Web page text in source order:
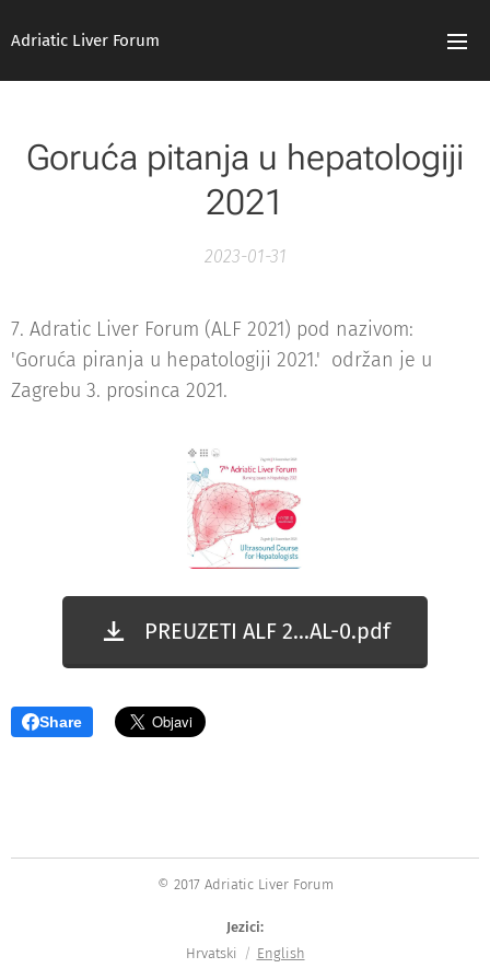
Adriatic Liver Forum
Goruća pitanja u hepatologiji
2021
2023-01-31
7. Adratic Liver Forum (ALF 2021) pod nazivom:
'Goruća piranja u hepatologiji 2021.' održan je u
Zagrebu 3. prosinca 2021.
PREUZETI ALF 2...AL-0.pdf
Share
© 2017 Adriatic Liver Forum
Jezici
Hrvatski
English